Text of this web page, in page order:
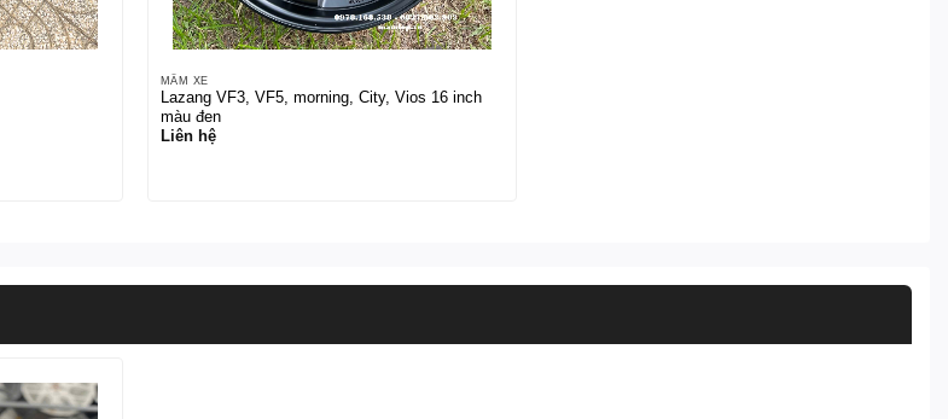
MÂM XE
Lazang VF3, VF5, morning, City, Vios 16 inch
màu đen
Liên hệ